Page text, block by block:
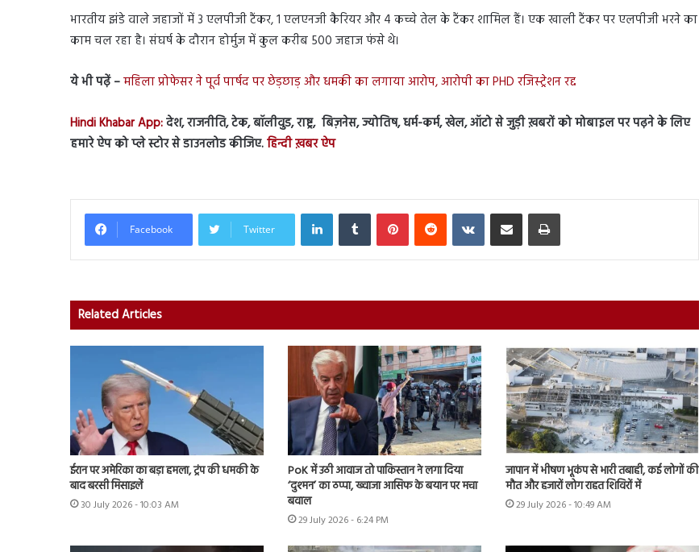
भारतीय झंडे वाले जहाजों में 3 एलपीजी टैंकर, 1 एलएनजी कैरियर और 4 कच्चे तेल के टैंकर शामिल हैं। एक खाली टैंकर पर एलपीजी भरने का
काम चल रहा है। संघर्ष के दौरान होर्मुज में कुल करीब 500 जहाज फंसे थे।
ये भी पढ़ें –महिला प्रोफेसर ने पूर्व पार्षद पर छेड़छाड़ और धमकी का लगाया आरोप, आरोपी का PHD रजिस्ट्रेशन रद्द
Hindi Khabar App:देश, राजनीति, टेक, बॉलीवुड, राष्ट्र, बिज़नेस, ज्योतिष, धर्म-कर्म, खेल, ऑटो से जुड़ी ख़बरों को मोबाइल पर पढ़ने के लिए
हमारे ऐप को प्ले स्टोर से डाउनलोड कीजिए.हिन्दी ख़बर ऐप
Facebook Twitter
LinkedInTumblr PinterestReddit VKontakteShare via Email Print
Related Articles
ईरान पर अमेरिका का बड़ा हमला, ट्रंप की धमकी के
बाद बरसी मिसाइलें
30 July 2026 - 10:03 AM
PoK में उठी आवाज तो पाकिस्तान ने लगा दिया
‘दुश्मन’ का ठप्पा, ख्वाजा आसिफ के बयान पर मचा
बवाल
29 July 2026 - 6:24 PM
जापान में भीषण भूकंप से भारी तबाही, कई लोगों की
मौत और हजारों लोग राहत शिविरों में
29 July 2026 - 10:49 AM